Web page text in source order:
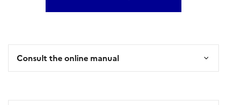
Consult the online manual